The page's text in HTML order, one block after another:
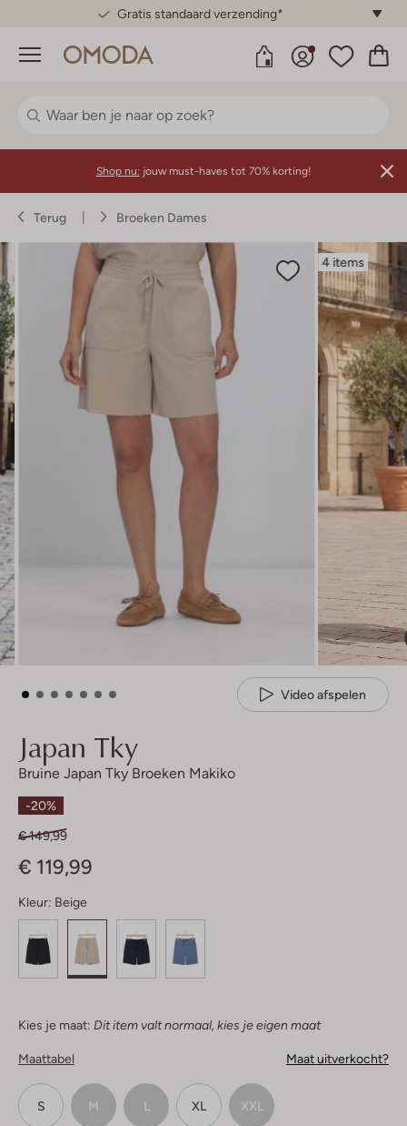
Gratis standaard verzending*
Menu
Shop nu: jouw must-haves tot 70% korting!
Terug Broeken Dames
4 items
Video afspelen
Japan Tky
Bruine Japan Tky Broeken Makiko
-20%
€ 149,99
€ 119,99
Kleur: Beige
Kies je maat: Dit item valt normaal, kies je eigen maat
Maattabel Maat uitverkocht?
S M L XL XXL